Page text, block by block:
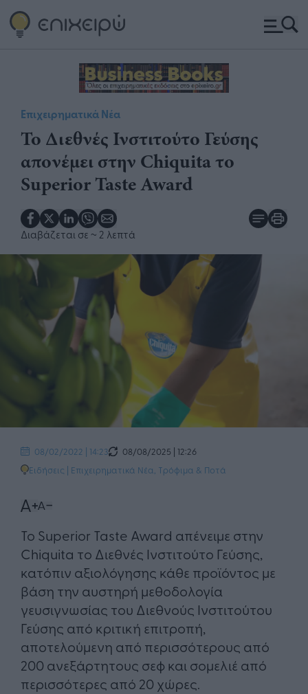
Επιχειρηματικά Νέα
To Διεθνές Ινστιτούτο Γεύσης
απονέμει στην Chiquita το
Superior Taste Award
Διαβάζεται σε ~ 2 λεπτά
08/02/2022 | 14:23
08/08/2025 | 12:26
Ειδήσεις | Επιχειρηματικά Νέα Τρόφιμα & Ποτά
Το Superior Taste Award απένειμε στην
Chiquita το Διεθνές Ινστιτούτο Γεύσης,
κατόπιν αξιολόγησης κάθε προϊόντος με
βάση την αυστηρή μεθοδολογία
γευσιγνωσίας του Διεθνούς Ινστιτούτου
Γεύσης από κριτική επιτροπή,
αποτελούμενη από περισσότερους από
200 ανεξάρτητους σεφ και σομελιέ από
περισσότερες από 20 χώρες.